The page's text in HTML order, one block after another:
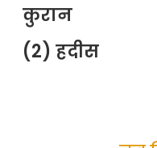
कुरान
(2) हदीस